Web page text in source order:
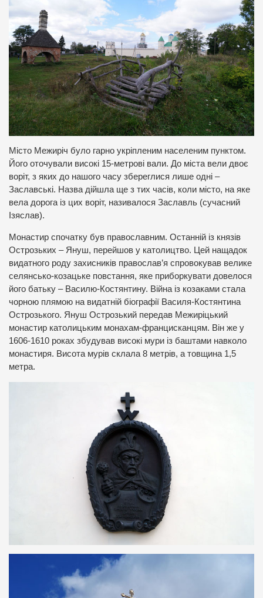
Місто Межиріч було гарно укріпленим населеним пунктом.
Його оточували високі 15-метрові вали. До міста вели двоє
воріт, з яких до нашого часу збереглися лише одні –
Заславські. Назва дійшла ще з тих часів, коли місто, на яке
вела дорога із цих воріт, називалося Заславль (сучасний
Ізяслав).
Монастир спочатку був православним. Останній із князів
Острозьких – Януш, перейшов у католицтво. Цей нащадок
видатного роду захисників православ’я спровокував велике
селянсько-козацьке повстання, яке приборкувати довелося
його батьку – Василю-Костянтину. Війна із козаками стала
чорною плямою на видатній біографії Василя-Костянтина
Острозького. Януш Острозький передав Межиріцький
монастир католицьким монахам-францисканцям. Він же у
1606-1610 роках збудував високі мури із баштами навколо
монастиря. Висота мурів склала 8 метрів, а товщина 1,5
метра.